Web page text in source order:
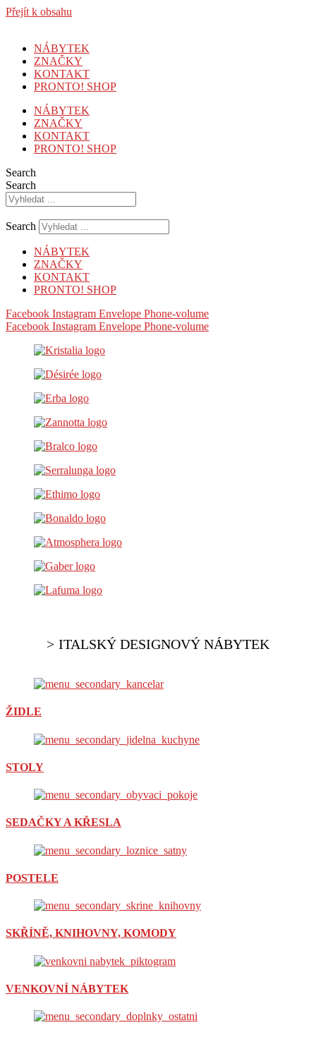
Přejít k obsahu
NÁBYTEK
ZNAČKY
KONTAKT
PRONTO! SHOP
NÁBYTEK
ZNAČKY
KONTAKT
PRONTO! SHOP
Search
Search
Search
NÁBYTEK
ZNAČKY
KONTAKT
PRONTO! SHOP
Facebook Instagram Envelope Phone-volume
Facebook Instagram Envelope Phone-volume
ITALSKÝ DESIGNOVÝ NÁBYTEK
ŽIDLE
STOLY
SEDAČKY A KŘESLA
POSTELE
SKŘÍNĚ, KNIHOVNY, KOMODY
VENKOVNÍ NÁBYTEK